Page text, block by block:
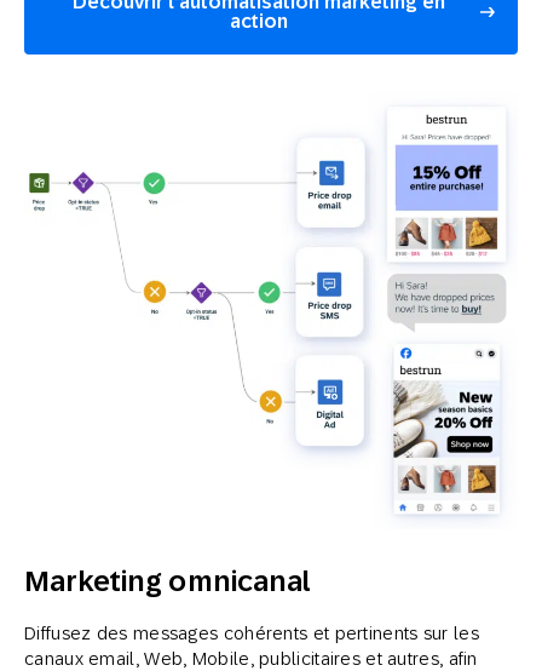
action
Marketing omnicanal
Diffusez des messages cohérents et pertinents sur les
canaux email, Web, Mobile, publicitaires et autres, afin